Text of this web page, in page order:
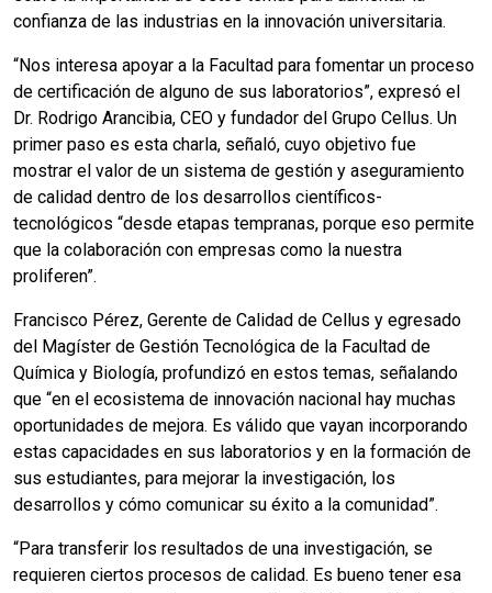
confianza de las industrias en la innovación universitaria.
“Nos interesa apoyar a la Facultad para fomentar un proceso
de certificación de alguno de sus laboratorios”, expresó el
Dr. Rodrigo Arancibia, CEO y fundador del Grupo Cellus. Un
primer paso es esta charla, señaló, cuyo objetivo fue
mostrar el valor de un sistema de gestión y aseguramiento
de calidad dentro de los desarrollos científicos-
tecnológicos “desde etapas tempranas, porque eso permite
que la colaboración con empresas como la nuestra
proliferen”.
Francisco Pérez, Gerente de Calidad de Cellus y egresado
del Magíster de Gestión Tecnológica de la Facultad de
Química y Biología, profundizó en estos temas, señalando
que “en el ecosistema de innovación nacional hay muchas
oportunidades de mejora. Es válido que vayan incorporando
estas capacidades en sus laboratorios y en la formación de
sus estudiantes, para mejorar la investigación, los
desarrollos y cómo comunicar su éxito a la comunidad”.
“Para transferir los resultados de una investigación, se
requieren ciertos procesos de calidad. Es bueno tener esa